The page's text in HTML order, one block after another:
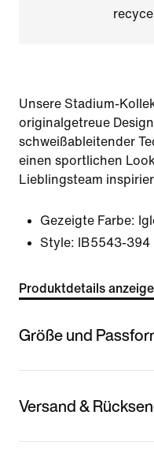
Unsere Stadium-
originalgetreue
schweißableitender
einen sportlichen
Lieblingsteam
Gezeigte Farbe:
Style:
IB5543-394
Produktdetails
Größe und
Versand &